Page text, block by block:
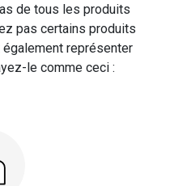
de tous les produits
pas certains produits
représenter
le comme ceci :